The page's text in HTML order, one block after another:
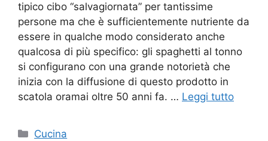
tipico cibo “salvagiornata” per tantissime
persone ma che è sufficientemente nutriente da
essere in qualche modo considerato anche
qualcosa di più specifico: gli spaghetti al tonno
si configurano con una grande notorietà che
inizia con la diffusione di questo prodotto in
scatola oramai oltre 50 anni fa. … Leggi tutto
Categorie
Cucina